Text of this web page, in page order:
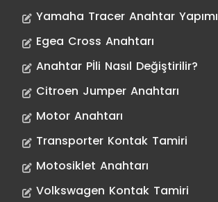
Yamaha Tracer Anahtar Yapımı
Egea Cross Anahtarı
Anahtar Pİli Nasıl Değiştirilir?
Citroen Jumper Anahtarı
Motor Anahtarı
Transporter Kontak Tamiri
Motosiklet Anahtarı
Volkswagen Kontak Tamiri